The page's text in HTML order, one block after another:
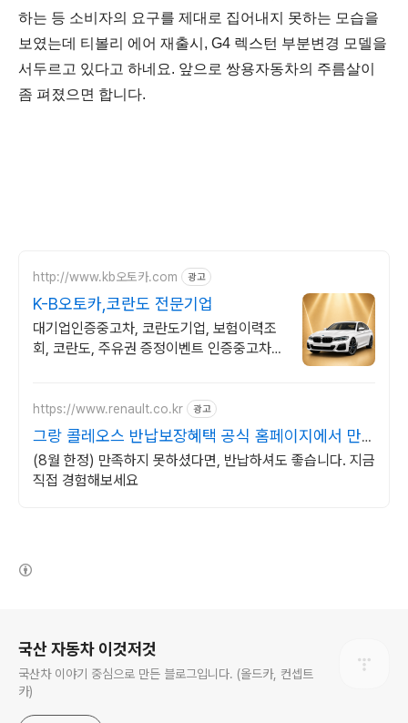
하는 등 소비자의 요구를 제대로 집어내지 못하는 모습을
보였는데 티볼리 에어 재출시, G4 렉스턴 부분변경 모델을
서두르고 있다고 하네요. 앞으로 쌍용자동차의 주름살이
좀 펴졌으면 합니다.
http://www.kb오토카.com 광고
K-B오토카,코란도 전문기업
대기업인증중고차, 코란도기업, 보험이력조
회, 코란도, 주유권 증정이벤트 인증중고차 7
https://www.renault.co.kr 광고
그랑 콜레오스 반납보장혜택 공식 홈페이지에서 만
나보세요
(8월 한정) 만족하지 못하셨다면, 반납하셔도 좋습니다. 지금
직접 경험해보세요
국산 자동차 이것저것
국산차 이야기 중심으로 만든 블로그입니다. (올드카, 컨셉트
카)